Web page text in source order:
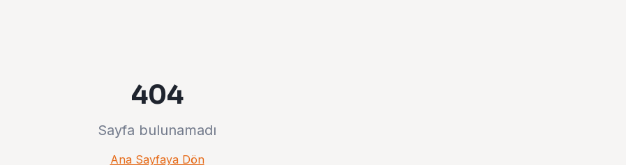
404
Sayfa bulunamadı
Ana Sayfaya Dön